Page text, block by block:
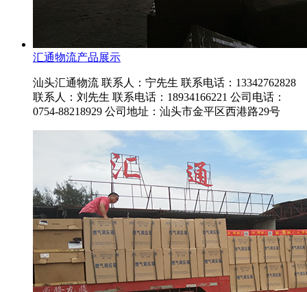
汇通物流产品展示
汕头汇通物流 联系人：宁先生 联系电话：13342762828
联系人：刘先生 联系电话：18934166221 公司电话：
0754-88218929 公司地址：汕头市金平区西港路29号